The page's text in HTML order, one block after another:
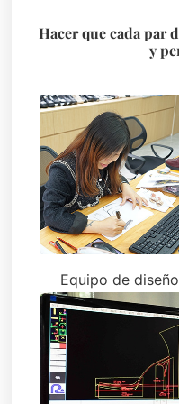
Hacer que cada par
y
Equipo de diseño